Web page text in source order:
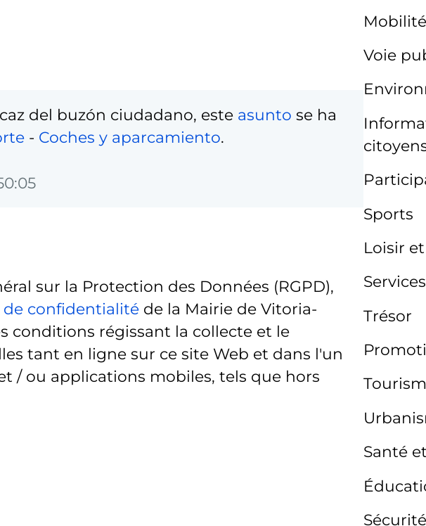
del buzón ciudadano, este asunto se ha
- Coches y aparcamiento.
sur la Protection des Données (RGPD),
confidentialité de la Mairie de Vitoria-
conditions régissant la collecte et le
tant en ligne sur ce site Web et dans l'un
/ ou applications mobiles, tels que hors
Voie
Sports
Loisir
Trésor
Santé